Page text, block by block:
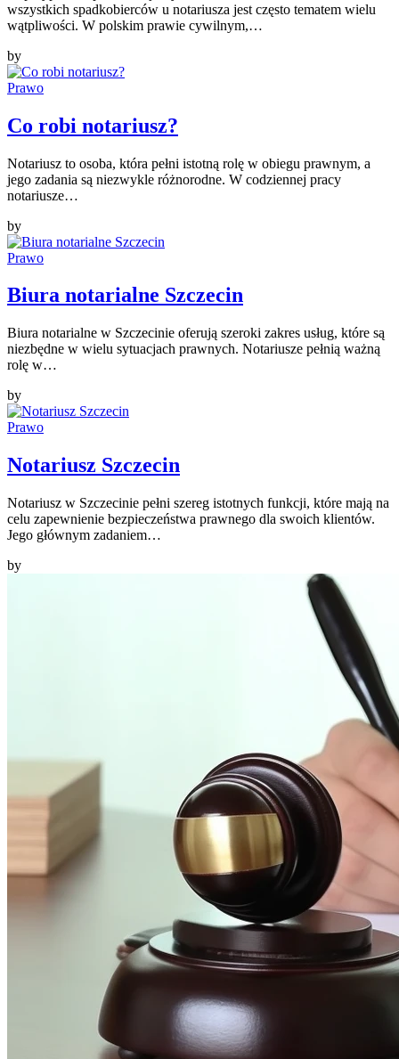
wszystkich spadkobierców u notariusza jest często tematem wielu
wątpliwości. W polskim prawie cywilnym,…
by
Prawo
Co robi notariusz?
Notariusz to osoba, która pełni istotną rolę w obiegu prawnym, a
jego zadania są niezwykle różnorodne. W codziennej pracy
notariusze…
by
Prawo
Biura notarialne Szczecin
Biura notarialne w Szczecinie oferują szeroki zakres usług, które są
niezbędne w wielu sytuacjach prawnych. Notariusze pełnią ważną
rolę w…
by
Prawo
Notariusz Szczecin
Notariusz w Szczecinie pełni szereg istotnych funkcji, które mają na
celu zapewnienie bezpieczeństwa prawnego dla swoich klientów.
Jego głównym zadaniem…
by